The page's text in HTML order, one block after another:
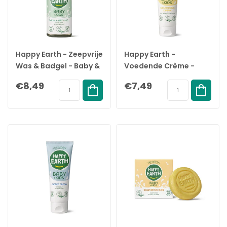
Happy Earth - Zeepvrije
Was & Badgel - Baby &
Kids - 300ML
€8,49
Happy Earth -
Voedende Crème -
Baby & Kids - 75ML
€7,49